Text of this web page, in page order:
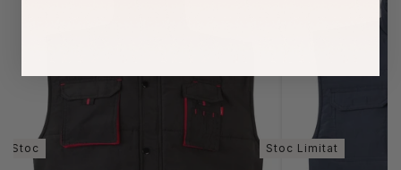
Stoc Stoc Limitat